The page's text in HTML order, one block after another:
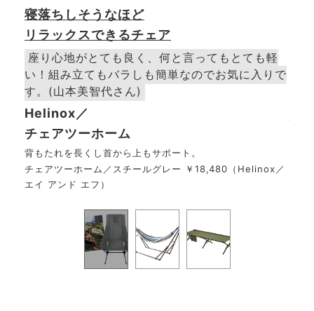
寝落ちしそうなほど
リラックスできるチェア
座り心地がとても良く、何と言ってもとても軽
い！組み立てもバラしも簡単なのでお気に入りで
す。(山本美智代さん)
Helinox／
チェアツーホーム
背もたれを長くし首から上もサポート。
チェアツーホーム／スチールグレー ￥18,480（Helinox／
エイ アンド エフ）